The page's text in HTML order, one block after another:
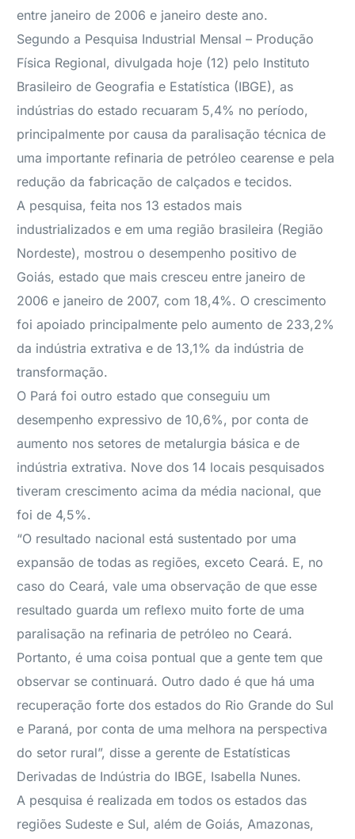
entre janeiro de 2006 e janeiro deste ano.
Segundo a Pesquisa Industrial Mensal – Produção
Física Regional, divulgada hoje (12) pelo Instituto
Brasileiro de Geografia e Estatística (IBGE), as
indústrias do estado recuaram 5,4% no período,
principalmente por causa da paralisação técnica de
uma importante refinaria de petróleo cearense e pela
redução da fabricação de calçados e tecidos.
A pesquisa, feita nos 13 estados mais
industrializados e em uma região brasileira (Região
Nordeste), mostrou o desempenho positivo de
Goiás, estado que mais cresceu entre janeiro de
2006 e janeiro de 2007, com 18,4%. O crescimento
foi apoiado principalmente pelo aumento de 233,2%
da indústria extrativa e de 13,1% da indústria de
transformação.
O Pará foi outro estado que conseguiu um
desempenho expressivo de 10,6%, por conta de
aumento nos setores de metalurgia básica e de
indústria extrativa. Nove dos 14 locais pesquisados
tiveram crescimento acima da média nacional, que
foi de 4,5%.
“O resultado nacional está sustentado por uma
expansão de todas as regiões, exceto Ceará. E, no
caso do Ceará, vale uma observação de que esse
resultado guarda um reflexo muito forte de uma
paralisação na refinaria de petróleo no Ceará.
Portanto, é uma coisa pontual que a gente tem que
observar se continuará. Outro dado é que há uma
recuperação forte dos estados do Rio Grande do Sul
e Paraná, por conta de uma melhora na perspectiva
do setor rural”, disse a gerente de Estatísticas
Derivadas de Indústria do IBGE, Isabella Nunes.
A pesquisa é realizada em todos os estados das
regiões Sudeste e Sul, além de Goiás, Amazonas,